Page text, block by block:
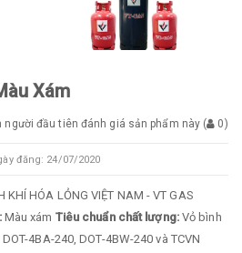
Xám
người đầu tiên đánh giá sản phẩm này ( 0)
đăng: 24/07/2020
KHÍ HÓA LỎNG VIỆT NAM - VT GAS
Màu xám Tiêu chuẩn chất lượng:Vỏ bình
4BA-240, DOT-4BW-240 và TCVN